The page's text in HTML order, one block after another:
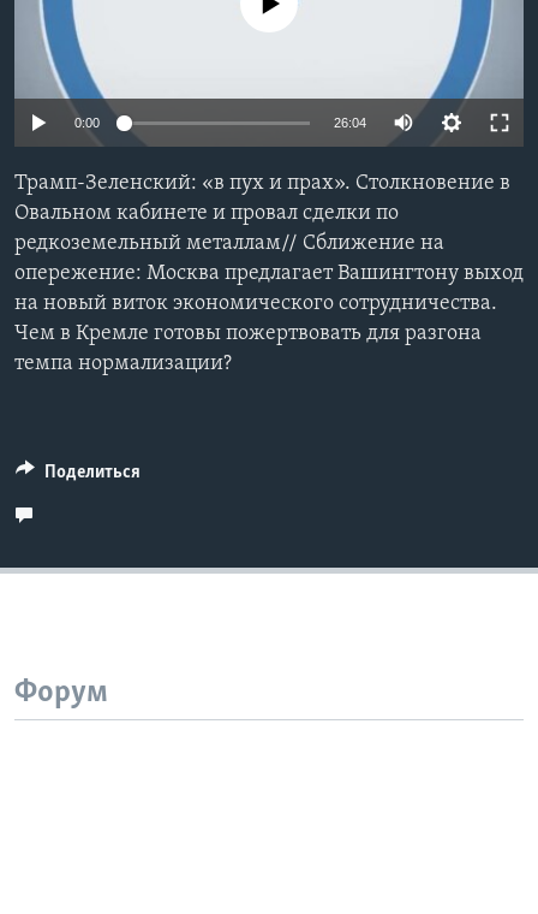
Learning English
СОЦИАЛЬНЫЕ СЕТИ
Языки
No media source currently available
0:00 26:04 Auto
480p
1080p
Трамп-Зеленский: «в пух и прах». Столкновение в
Овальном кабинете и провал сделки по
редкоземельный металлам// Сближение на
опережение: Москва предлагает Вашингтону выход
на новый виток экономического сотрудничества.
Чем в Кремле готовы пожертвовать для разгона
темпа нормализации?
Поделиться
Форум